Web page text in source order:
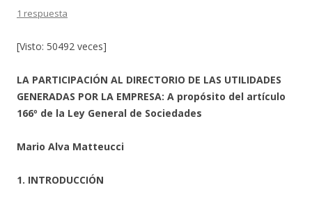
1 respuesta
[Visto: 50492 veces]
LA PARTICIPACIÓN AL DIRECTORIO DE LAS UTILIDADES
GENERADAS POR LA EMPRESA: A propósito del artículo
166º de la Ley General de Sociedades
Mario Alva Matteucci
1. INTRODUCCIÓN